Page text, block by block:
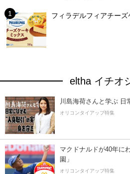
フィラデルフィアチー
eltha イチオ
川島海荷さんと学ぶ 日
オリコンタイアップ特集
マクドナルドが40年に
園」
オリコンタイアップ特集